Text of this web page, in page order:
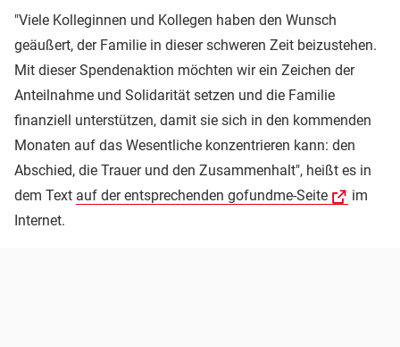
"Viele Kolleginnen und Kollegen haben den Wunsch
geäußert, der Familie in dieser schweren Zeit beizustehen.
Mit dieser Spendenaktion möchten wir ein Zeichen der
Anteilnahme und Solidarität setzen und die Familie
finanziell unterstützen, damit sie sich in den kommenden
Monaten auf das Wesentliche konzentrieren kann: den
Abschied, die Trauer und den Zusammenhalt", heißt es in
dem Text auf der entsprechenden gofundme-Seite
im
Internet.